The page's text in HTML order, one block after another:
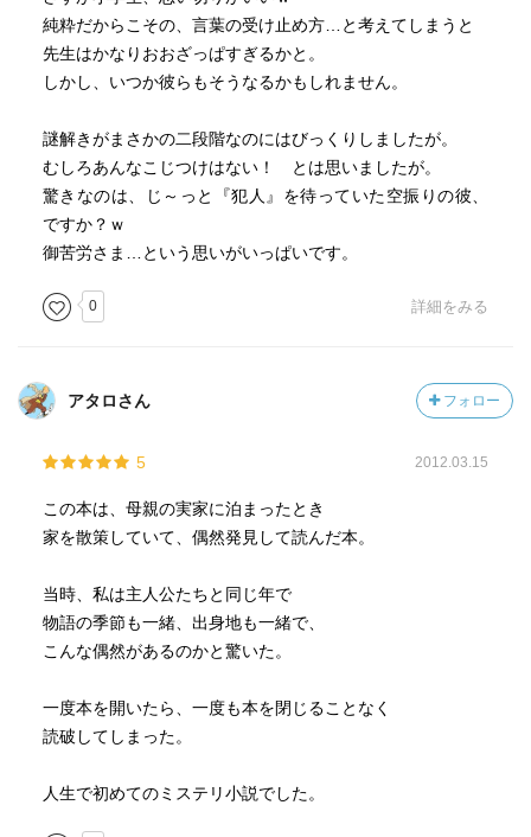
純粋だからこその、言葉の受け止め方…と考えてしまうと
先生はかなりおおざっぱすぎるかと。
しかし、いつか彼らもそうなるかもしれません。
謎解きがまさかの二段階なのにはびっくりしましたが。
むしろあんなこじつけはない！ とは思いましたが。
驚きなのは、じ～っと『犯人』を待っていた空振りの彼、
ですか？ｗ
御苦労さま…という思いがいっぱいです。
0 詳細をみる
アタロさん フォロー
5 2012.03.15
この本は、母親の実家に泊まったとき
家を散策していて、偶然発見して読んだ本。
当時、私は主人公たちと同じ年で
物語の季節も一緒、出身地も一緒で、
こんな偶然があるのかと驚いた。
一度本を開いたら、一度も本を閉じることなく
読破してしまった。
人生で初めてのミステリ小説でした。